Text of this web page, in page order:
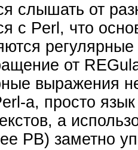
слышать от
с Perl, что
от
выражения
а, просто
а
РВ) заметно